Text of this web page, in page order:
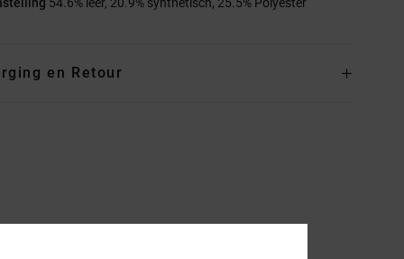
en Retour